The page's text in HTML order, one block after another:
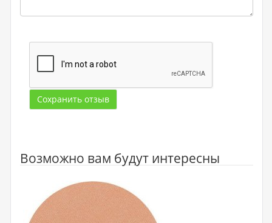
Сохранить отзыв
Возможно вам будут интересны